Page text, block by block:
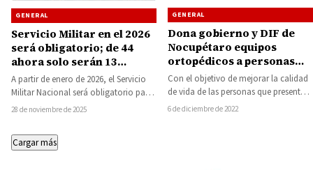
GENERAL
Servicio Militar en el 2026
será obligatorio; de 44
ahora solo serán 13
sesiones sabatinas
A partir de enero de 2026, el Servicio
Militar Nacional será obligatorio para
todos los mexicanos, tanto
28 de noviembre de 2025
GENERAL
Dona gobierno y DIF de
Nocupétaro equipos
ortopédicos a personas
con discapacidad
Con el objetivo de mejorar la calidad
de vida de las personas que presentan
alguna discapacidad motriz, en…
6 de diciembre de 2022
Cargar más